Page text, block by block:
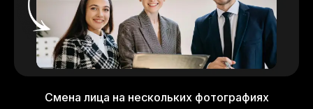
Смена лица на нескольких фотографиях